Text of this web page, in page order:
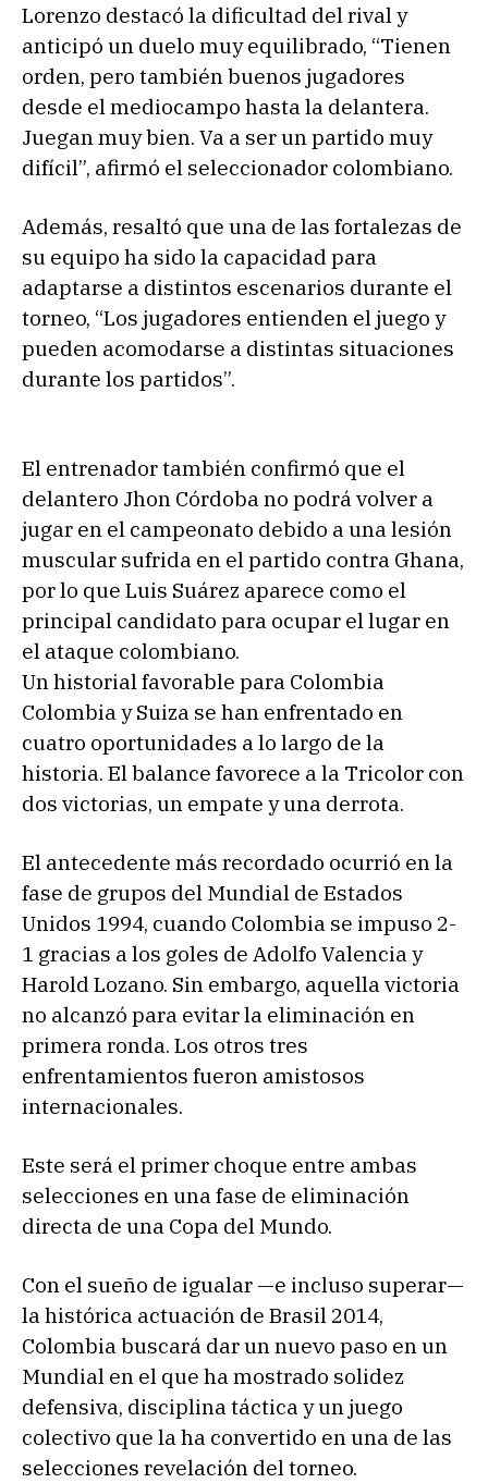
Lorenzo destacó la dificultad del rival y
anticipó un duelo muy equilibrado, “Tienen
orden, pero también buenos jugadores
desde el mediocampo hasta la delantera.
Juegan muy bien. Va a ser un partido muy
difícil”, afirmó el seleccionador colombiano.
Además, resaltó que una de las fortalezas de
su equipo ha sido la capacidad para
adaptarse a distintos escenarios durante el
torneo, “Los jugadores entienden el juego y
pueden acomodarse a distintas situaciones
durante los partidos”.
El entrenador también confirmó que el
delantero Jhon Córdoba no podrá volver a
jugar en el campeonato debido a una lesión
muscular sufrida en el partido contra Ghana,
por lo que Luis Suárez aparece como el
principal candidato para ocupar el lugar en
el ataque colombiano.
Un historial favorable para Colombia
Colombia y Suiza se han enfrentado en
cuatro oportunidades a lo largo de la
historia. El balance favorece a la Tricolor con
dos victorias, un empate y una derrota.
El antecedente más recordado ocurrió en la
fase de grupos del Mundial de Estados
Unidos 1994, cuando Colombia se impuso 2-
1 gracias a los goles de Adolfo Valencia y
Harold Lozano. Sin embargo, aquella victoria
no alcanzó para evitar la eliminación en
primera ronda. Los otros tres
enfrentamientos fueron amistosos
internacionales.
Este será el primer choque entre ambas
selecciones en una fase de eliminación
directa de una Copa del Mundo.
Con el sueño de igualar —e incluso superar—
la histórica actuación de Brasil 2014,
Colombia buscará dar un nuevo paso en un
Mundial en el que ha mostrado solidez
defensiva, disciplina táctica y un juego
colectivo que la ha convertido en una de las
selecciones revelación del torneo.